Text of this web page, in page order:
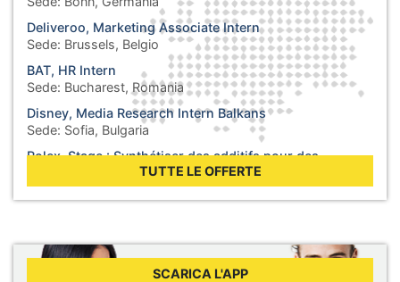
Deliveroo, Marketing Associate Intern
Sede: Brussels, Belgio
BAT, HR Intern
Sede: Bucharest, Romania
Disney, Media Research Intern Balkans
Sede: Sofia, Bulgaria
Rolex, Stage : Synthétiser des additifs pour des
Sede: Biel, Svizzera
WHO, Internship - Nutrition and Food Safety
Geneva, Svizzera
TUTTE LE OFFERTE
SCARICA L'APP